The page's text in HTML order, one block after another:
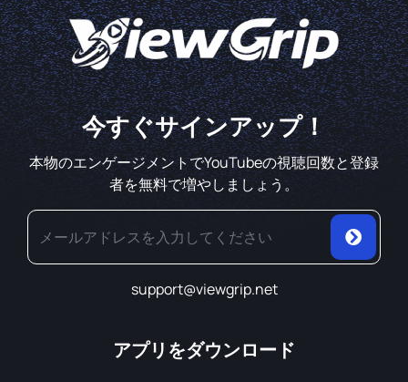
今すぐサインアップ！
本物のエンゲージメントでYouTubeの視聴回数と登録
者を無料で増やしましょう。
support@viewgrip.net
アプリをダウンロード